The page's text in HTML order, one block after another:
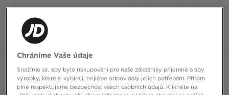
Chráníme Vaše údaje
Snažíme se, aby bylo nakupování pro naše zákazníky příjemné a aby
výrobky, které si vybírají, nejlépe odpovídaly jejich potřebám. Přitom
plně respektujeme bezpečnost všech osobních údajů. Klikněte na